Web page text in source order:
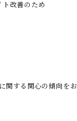
改善のため
関する関心の傾向をお